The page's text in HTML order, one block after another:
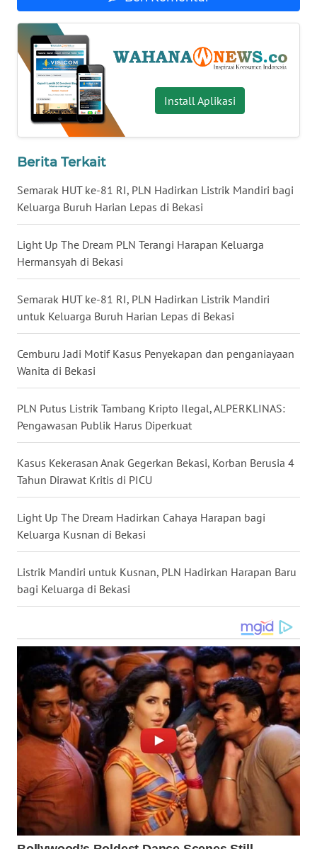
Install Aplikasi
Berita Terkait
Semarak HUT ke-81 RI, PLN Hadirkan Listrik Mandiri bagi
Keluarga Buruh Harian Lepas di Bekasi
Light Up The Dream PLN Terangi Harapan Keluarga
Hermansyah di Bekasi
Semarak HUT ke-81 RI, PLN Hadirkan Listrik Mandiri
untuk Keluarga Buruh Harian Lepas di Bekasi
Cemburu Jadi Motif Kasus Penyekapan dan penganiayaan
Wanita di Bekasi
PLN Putus Listrik Tambang Kripto Ilegal, ALPERKLINAS:
Pengawasan Publik Harus Diperkuat
Kasus Kekerasan Anak Gegerkan Bekasi, Korban Berusia 4
Tahun Dirawat Kritis di PICU
Light Up The Dream Hadirkan Cahaya Harapan bagi
Keluarga Kusnan di Bekasi
Listrik Mandiri untuk Kusnan, PLN Hadirkan Harapan Baru
bagi Keluarga di Bekasi
WN
SULTRA
WN
SULBAR
BABEL
SUMBAR
SUMSEL
WN
BENGKULU
WN
LAMPUNG
WN
JATENG
WN
JATIM
WN
BALI
KALBAR
WN
KALTENG